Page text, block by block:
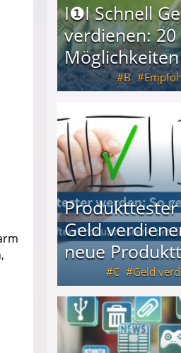
I❶I Schnell
verdienen:
Möglichkeiten
B
Möglichkeiten
Geld
neue
C Geld
↻ Täglich neue